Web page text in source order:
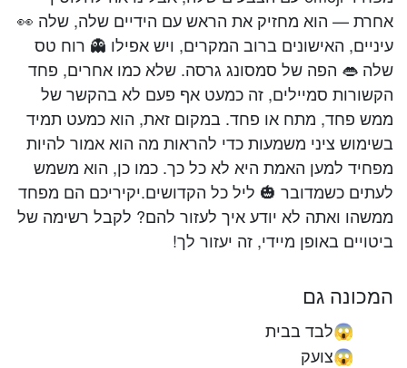
אחרת — הוא מחזיק את הראש עם הידיים שלה, שלה 👀
עיניים, האישונים ברוב המקרים, ויש אפילו 👻 רוח טס
שלה 👄 הפה של סמסונג גרסה. שלא כמו אחרים, פחד
הקשורות סמיילים, זה כמעט אף פעם לא בהקשר של
ממש פחד, מתח או פחד. במקום זאת, הוא כמעט תמיד
בשימוש ציני משמעות כדי להראות מה הוא אמור להיות
מפחיד למען האמת היא לא כל כך. כמו כן, הוא משמש
לעתים כשמדובר 🎃 ליל כל הקדושים.יקיריכם הם מפחד
ממשהו ואתה לא יודע איך לעזור להם? לקבל רשימה של
ביטויים באופן מיידי, זה יעזור לך!
המכונה גם
😱לבד בבית
😱צועק